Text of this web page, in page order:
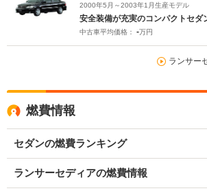
2000年5月～2003年1月生産モデル
安全装備が充実のコンパクトセダ
中古車平均価格： -万円
ランサー
燃費情報
セダンの燃費ランキング
ランサーセディアの燃費情報